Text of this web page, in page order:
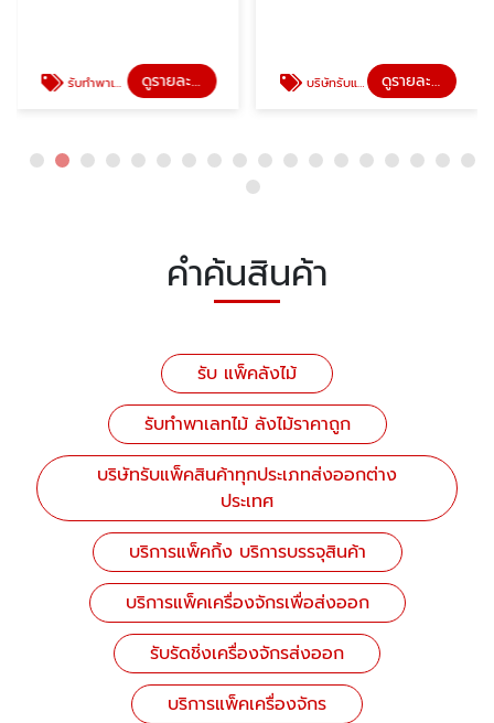
รับทำพาเลทไม้ ลังไม้ราคาถูก ดูรายละเอียด บริษัทรับแพ็คสินค้าทุกประเภทส่งออกต่างประเทศ ดูรายละเอียด
คำค้นสินค้า
รับ แพ็คลังไม้
รับทำพาเลทไม้ ลังไม้ราคาถูก
บริษัทรับแพ็คสินค้าทุกประเภทส่งออกต่าง
ประเทศ
บริการแพ็คกิ้ง บริการบรรจุสินค้า
บริการแพ็คเครื่องจักรเพื่อส่งออก
รับรัดชิ่งเครื่องจักรส่งออก
บริการแพ็คเครื่องจักร